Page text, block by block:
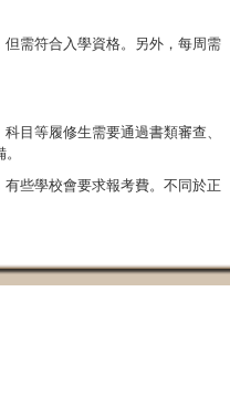
需符合入學資格。另外，每周需
目等履修生需要通過書類審查、
些學校會要求報考費。不同於正